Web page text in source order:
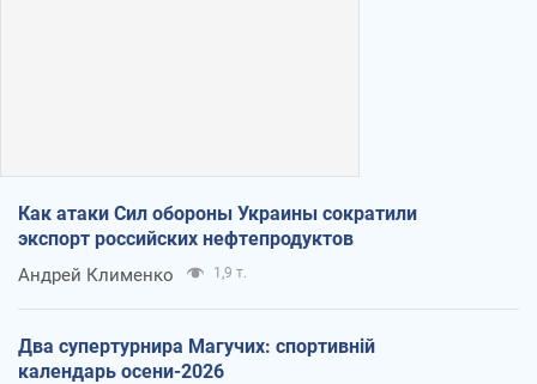
Как атаки Сил обороны Украины сократили
экспорт российских нефтепродуктов
Андрей Клименко 1,9 т.
Два супертурнира Магучих: спортивній
календарь осени-2026